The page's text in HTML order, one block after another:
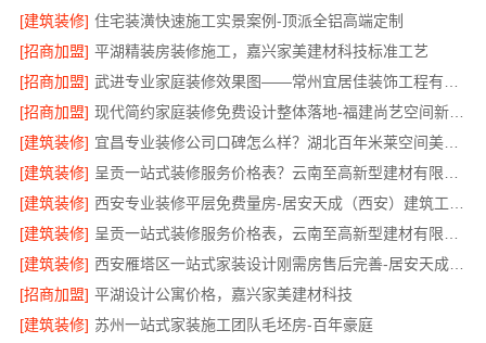
[建筑装修] 住宅装潢快速施工实景案例-顶派全铝高端定制
[招商加盟] 平湖精装房装修施工，嘉兴家美建材科技标准工艺
[招商加盟]
[招商加盟]
现代简约家庭装修免费设计整体落地-福建尚艺空间新材料
[建筑装修]
宜昌专业装修公司口碑怎么样？湖北百年米莱空间美学装饰材料有限公司
[建筑装修]
[建筑装修]
[建筑装修]
[建筑装修]
西安雁塔区一站式家装设计刚需房售后完善-居安天成（西安）建筑工程有限责任公司
[招商加盟] 平湖设计公寓价格，嘉兴家美建材科技
[建筑装修] 苏州一站式家装施工团队毛坯房-百年豪庭